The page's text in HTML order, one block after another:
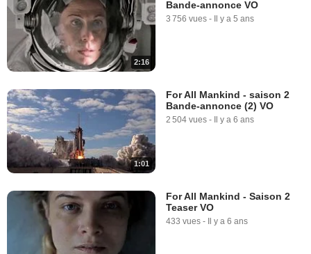
2:16
Bande-annonce VO
3 756 vues - Il y a 5 ans
1:01
For All Mankind - saison 2
Bande-annonce (2) VO
2 504 vues - Il y a 6 ans
For All Mankind - Saison 2
Teaser VO
433 vues - Il y a 6 ans